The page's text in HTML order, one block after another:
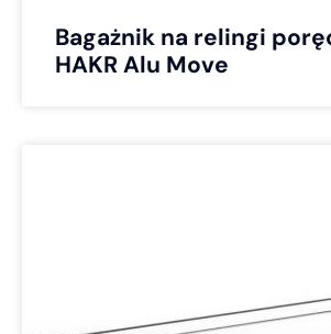
Bagażnik na relingi
HAKR Alu Move